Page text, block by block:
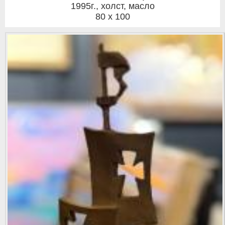
1995г., холст, масло
80 x 100